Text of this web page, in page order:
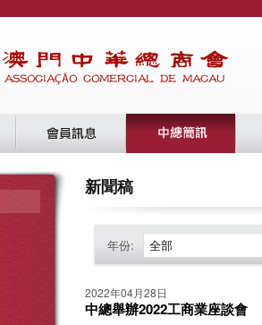
新聞稿
年份: 全部
2022年04月28日
中總舉辦2022工商業座談會